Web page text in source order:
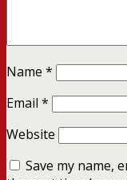
Name *
Email *
Website
Save my name,